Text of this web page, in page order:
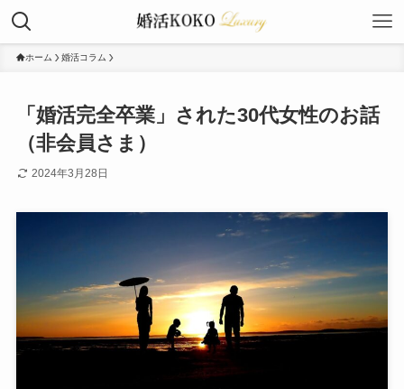
ホーム 婚活コラム
「婚活完全卒業」された30代女性のお話
（非会員さま）
2024年3月28日